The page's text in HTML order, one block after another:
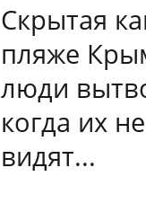
Скрытая
пляже
люди
когда их не
видят...